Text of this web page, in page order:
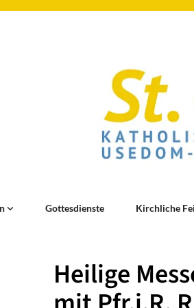
Gottesdienste Kirchliche
Heilige